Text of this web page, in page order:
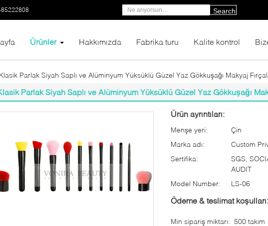
Search
Ürünler Hakkımızda Fabrika turu Kalite kontrol
Klasik Parlak Siyah Saplı ve Alüminyum Yüksüklü Güzel Yaz Gökkuşağı Makyaj
Parlak Siyah Saplı ve Alüminyum Yüksüklü Güzel Yaz Gökkuşağı
Ürün ayrıntıları:
Menşe yeri:
Çin
Marka adı:
Custom
Sertifika:
SGS,
AUDIT
Model Number:
LS-06
Ödeme & teslimat koşulları:
Min sipariş miktarı: 500 takım